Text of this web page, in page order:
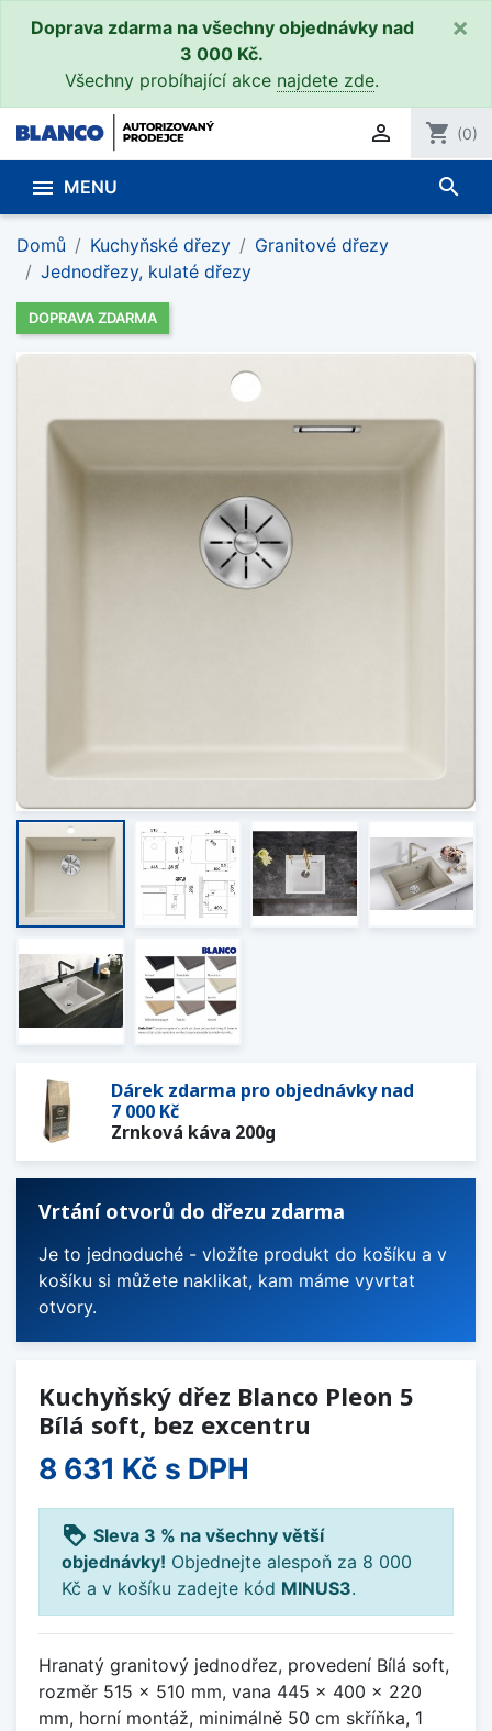
Doprava zdarma na všechny objednávky nad
3 000 Kč.
Všechny probíhající akce najdete zde.
×
 shopping_cart (0)
 MENU search
Domů Kuchyňské dřezy
Granitové dřezy
Jednodřezy, kulaté dřezy
DOPRAVA ZDARMA
Dárek zdarma pro objednávky nad
7 000 Kč
Zrnková káva 200g
Vrtání otvorů do dřezu zdarma
Je to jednoduché - vložíte produkt do košíku a v
košíku si můžete naklikat, kam máme vyvrtat
otvory.
Kuchyňský dřez Blanco Pleon 5
Bílá soft, bez excentru
8 631 Kč s DPH
loyalty Sleva 3 % na všechny větší
objednávky! Objednejte alespoň za 8 000
Kč a v košíku zadejte kód MINUS3.
Hranatý granitový jednodřez, provedení Bílá soft,
rozměr 515 x 510 mm, vana 445 x 400 x 220
mm, horní montáž, minimálně 50 cm skříňka, 1